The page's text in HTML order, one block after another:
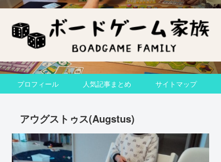
プロフィール 人気記事まとめ サイトマップ
アウグストゥス(Augstus)